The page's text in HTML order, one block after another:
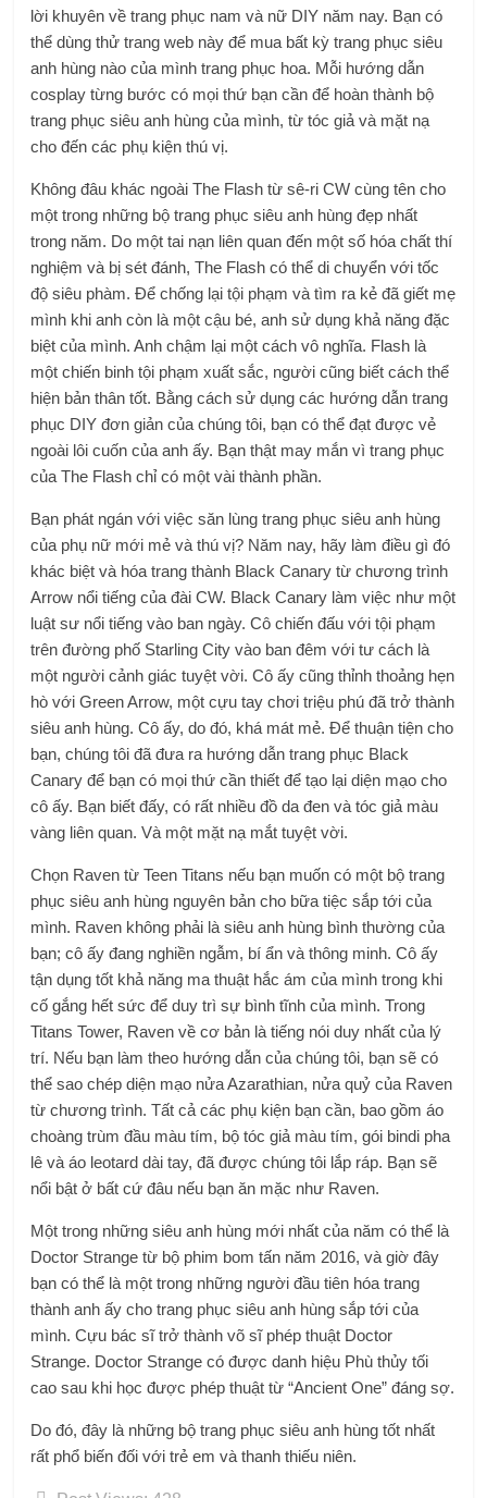
lời khuyên về trang phục nam và nữ DIY năm nay. Bạn có
thể dùng thử trang web này để mua bất kỳ trang phục siêu
anh hùng nào của mìnhtrang phục hoa. Mỗi hướng dẫn
cosplay từng bước có mọi thứ bạn cần để hoàn thành bộ
trang phục siêu anh hùng của mình, từ tóc giả và mặt nạ
cho đến các phụ kiện thú vị.
Không đâu khác ngoài The Flash từ sê-ri CW cùng tên cho
một trong những bộ trang phục siêu anh hùng đẹp nhất
trong năm. Do một tai nạn liên quan đến một số hóa chất thí
nghiệm và bị sét đánh, The Flash có thể di chuyển với tốc
độ siêu phàm. Để chống lại tội phạm và tìm ra kẻ đã giết mẹ
mình khi anh còn là một cậu bé, anh sử dụng khả năng đặc
biệt của mình. Anh chậm lại một cách vô nghĩa. Flash là
một chiến binh tội phạm xuất sắc, người cũng biết cách thể
hiện bản thân tốt. Bằng cách sử dụng các hướng dẫn trang
phục DIY đơn giản của chúng tôi, bạn có thể đạt được vẻ
ngoài lôi cuốn của anh ấy. Bạn thật may mắn vì trang phục
của The Flash chỉ có một vài thành phần.
Bạn phát ngán với việc săn lùng trang phục siêu anh hùng
của phụ nữ mới mẻ và thú vị? Năm nay, hãy làm điều gì đó
khác biệt và hóa trang thành Black Canary từ chương trình
Arrow nổi tiếng của đài CW. Black Canary làm việc như một
luật sư nổi tiếng vào ban ngày. Cô chiến đấu với tội phạm
trên đường phố Starling City vào ban đêm với tư cách là
một người cảnh giác tuyệt vời. Cô ấy cũng thỉnh thoảng hẹn
hò với Green Arrow, một cựu tay chơi triệu phú đã trở thành
siêu anh hùng. Cô ấy, do đó, khá mát mẻ. Để thuận tiện cho
bạn, chúng tôi đã đưa ra hướng dẫn trang phục Black
Canary để bạn có mọi thứ cần thiết để tạo lại diện mạo cho
cô ấy. Bạn biết đấy, có rất nhiều đồ da đen và tóc giả màu
vàng liên quan. Và một mặt nạ mắt tuyệt vời.
Chọn Raven từ Teen Titans nếu bạn muốn có một bộ trang
phục siêu anh hùng nguyên bản cho bữa tiệc sắp tới của
mình. Raven không phải là siêu anh hùng bình thường của
bạn; cô ấy đang nghiền ngẫm, bí ẩn và thông minh. Cô ấy
tận dụng tốt khả năng ma thuật hắc ám của mình trong khi
cố gắng hết sức để duy trì sự bình tĩnh của mình. Trong
Titans Tower, Raven về cơ bản là tiếng nói duy nhất của lý
trí. Nếu bạn làm theo hướng dẫn của chúng tôi, bạn sẽ có
thể sao chép diện mạo nửa Azarathian, nửa quỷ của Raven
từ chương trình. Tất cả các phụ kiện bạn cần, bao gồm áo
choàng trùm đầu màu tím, bộ tóc giả màu tím, gói bindi pha
lê và áo leotard dài tay, đã được chúng tôi lắp ráp. Bạn sẽ
nổi bật ở bất cứ đâu nếu bạn ăn mặc như Raven.
Một trong những siêu anh hùng mới nhất của năm có thể là
Doctor Strange từ bộ phim bom tấn năm 2016, và giờ đây
bạn có thể là một trong những người đầu tiên hóa trang
thành anh ấy cho trang phục siêu anh hùng sắp tới của
mình. Cựu bác sĩ trở thành võ sĩ phép thuật Doctor
Strange. Doctor Strange có được danh hiệu Phù thủy tối
cao sau khi học được phép thuật từ “Ancient One” đáng sợ.
Do đó, đây là những bộ trang phục siêu anh hùng tốt nhất
rất phổ biến đối với trẻ em và thanh thiếu niên.